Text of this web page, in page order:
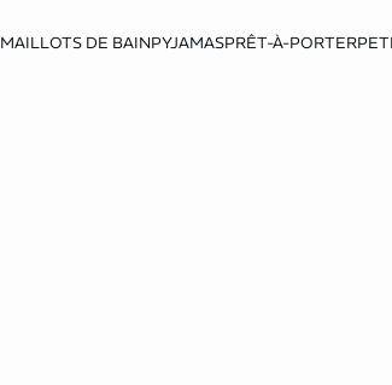
MAILLOTS DE BAINPYJAMASPRÊT-À-PORTER